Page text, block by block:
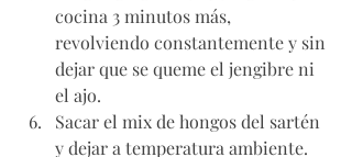
cocina 3 minutos más,
revolviendo constantemente y sin
dejar que se queme el jengibre ni
el ajo.
Sacar el mix de hongos del sartén
y dejar a temperatura ambiente.